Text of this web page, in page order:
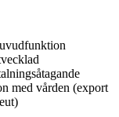
med vården (export